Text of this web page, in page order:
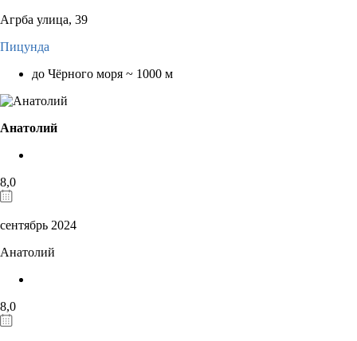
Агрба улица, 39
Пицунда
до Чёрного моря ~ 1000 м
Анатолий
8,0
сентябрь 2024
Анатолий
8,0